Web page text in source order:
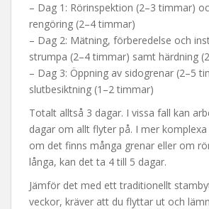
– Dag 1: Rörinspektion (2–3 timmar)
rengöring (2–4 timmar)
– Dag 2: Mätning, förberedelse och
strumpa (2–4 timmar) samt härdning
– Dag 3: Öppning av sidogrenar (2–5
slutbesiktning (1–2 timmar)
Totalt alltså 3 dagar. I vissa fall kan
dagar om allt flyter på. I mer
om det finns många grenar eller om
långa, kan det ta 4 till 5 dagar.
Jämför det med ett traditionellt
veckor, kräver att du flyttar ut och